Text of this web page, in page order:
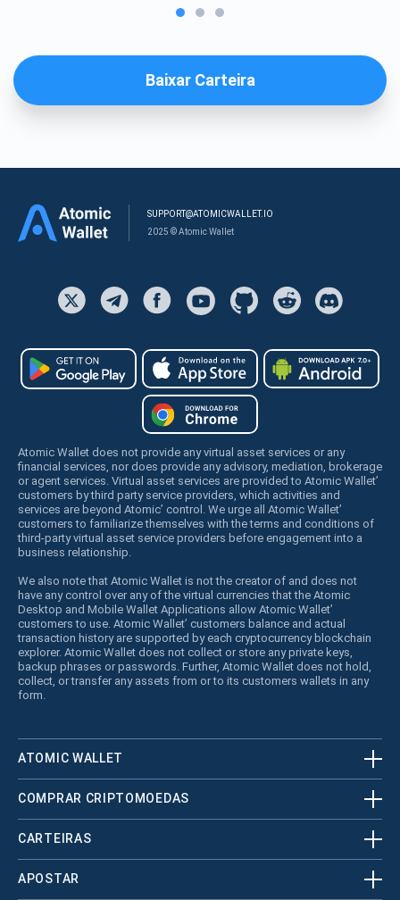
Baixar Carteira
SUPPORT@ATOMICWALLET.IO
2025 © Atomic Wallet
Atomic Wallet does not provide any virtual asset services or any
financial services, nor does provide any advisory, mediation, brokerage
or agent services. Virtual asset services are provided to Atomic Wallet’
customers by third party service providers, which activities and
services are beyond Atomic’ control. We urge all Atomic Wallet’
customers to familiarize themselves with the terms and conditions of
third-party virtual asset service providers before engagement into a
business relationship.
We also note that Atomic Wallet is not the creator of and does not
have any control over any of the virtual currencies that the Atomic
Desktop and Mobile Wallet Applications allow Atomic Wallet’
customers to use. Atomic Wallet’ customers balance and actual
transaction history are supported by each cryptocurrency blockchain
explorer. Atomic Wallet does not collect or store any private keys,
backup phrases or passwords. Further, Atomic Wallet does not hold,
collect, or transfer any assets from or to its customers wallets in any
form.
ATOMIC WALLET
COMPRAR CRIPTOMOEDAS
CARTEIRAS
APOSTAR